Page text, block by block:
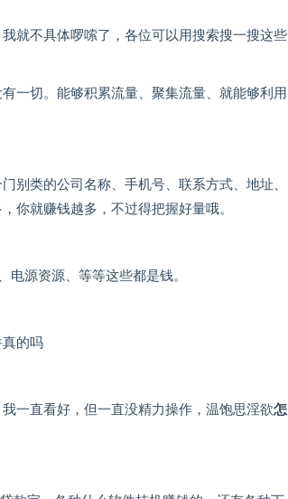
就不具体啰嗦了，各位可以用搜索搜一搜这些
一切。能够积累流量、聚集流量、就能够利用
别类的公司名称、手机号、联系方式、地址、
你就赚钱越多，不过得把握好量哦。
源资源、等等这些都是钱。
一直看好，但一直没精力操作，温饱思淫欲怎